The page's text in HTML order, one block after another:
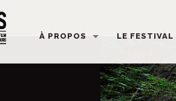
À PROPOS LE FESTIVAL